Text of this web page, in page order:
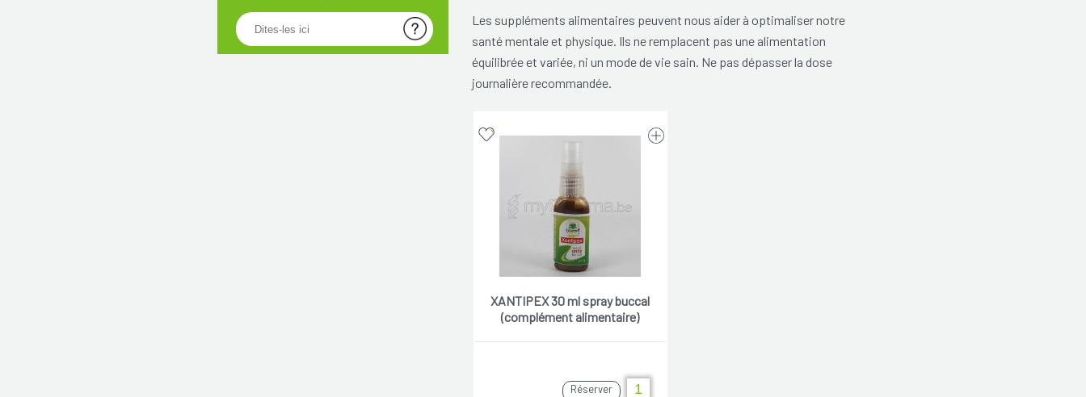
Les suppléments alimentaires peuvent nous aider à optimaliser notre
santé mentale et physique. Ils ne remplacent pas une alimentation
équilibrée et variée, ni un mode de vie sain. Ne pas dépasser la dose
journalière recommandée.
XANTIPEX 30 ml spray buccal
(complément alimentaire)
Réserver